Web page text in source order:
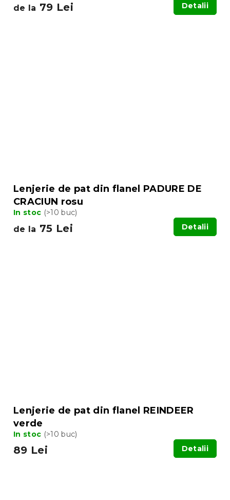
de la 79 Lei Detalii
Lenjerie de pat din flanel PADURE DE
CRACIUN rosu
In stoc (>10 buc)
de la 75 Lei Detalii
Lenjerie de pat din flanel REINDEER
verde
In stoc (>10 buc)
89 Lei Detalii